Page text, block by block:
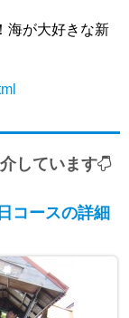
海が大好きな新
しています
コースの詳細